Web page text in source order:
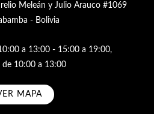
Meleán y Julio Arauco #1069
- Bolivia
a 13:00 - 15:00 a 19:00,
de 10:00 a 13:00
MAPA